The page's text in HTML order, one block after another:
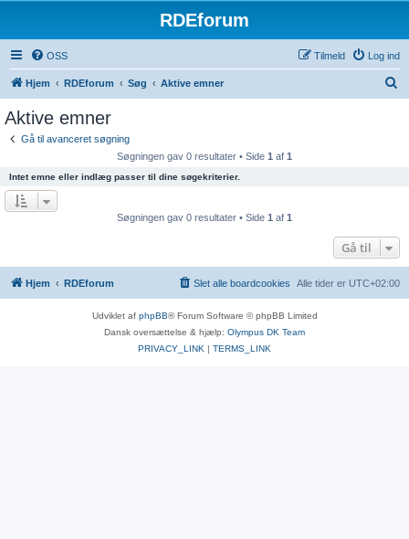
RDEforum
OSS Log ind
Tilmeld
Hjem RDEforum Søg Aktive emner
Aktive emner
Gå til avanceret søgning
Søgningen gav 0 resultater • Side 1 af 1
Intet emne eller indlæg passer til dine søgekriterier.
Søgningen gav 0 resultater • Side 1 af 1
Gå til
Hjem RDEforum Alle tider er UTC+02:00
Slet alle boardcookies
Udviklet af phpBB® Forum Software © phpBB Limited
Dansk oversættelse & hjælp: Olympus DK Team
PRIVACY_LINK | TERMS_LINK